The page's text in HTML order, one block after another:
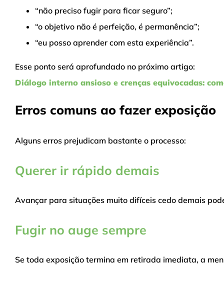
“não preciso fugir para ficar seguro”;
“o objetivo não é perfeição, é permanência”;
“eu posso aprender com esta experiência”.
Esse ponto será aprofundado no próximo artigo:
Diálogo interno ansioso e crenças equivocadas:
Erros comuns ao fazer exposição
Alguns erros prejudicam bastante o processo:
Querer ir rápido demais
Avançar para situações muito difíceis cedo demais
Fugir no auge sempre
Se toda exposição termina em retirada imediata, a